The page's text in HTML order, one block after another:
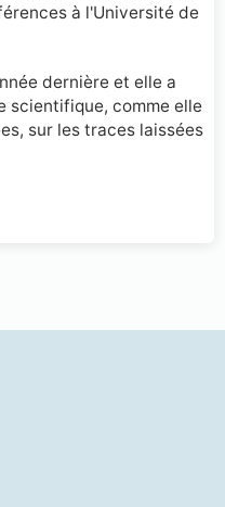
à l'Université de
dernière et elle a
scientifique, comme elle
sur les traces laissées